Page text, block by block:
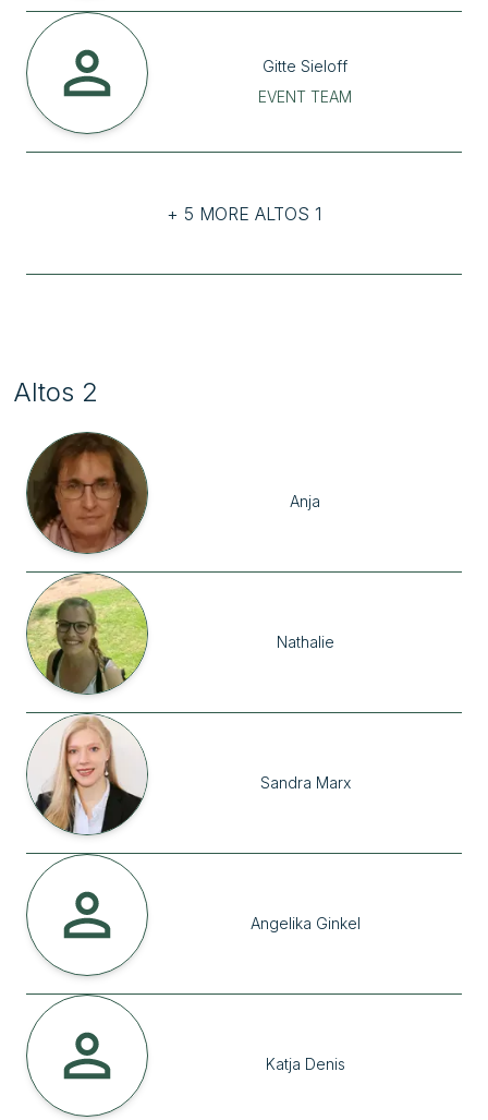
Gitte Sieloff
EVENT TEAM
+ 5 MORE ALTOS 1
Altos 2
Anja
Nathalie
Sandra Marx
Angelika Ginkel
Katja Denis